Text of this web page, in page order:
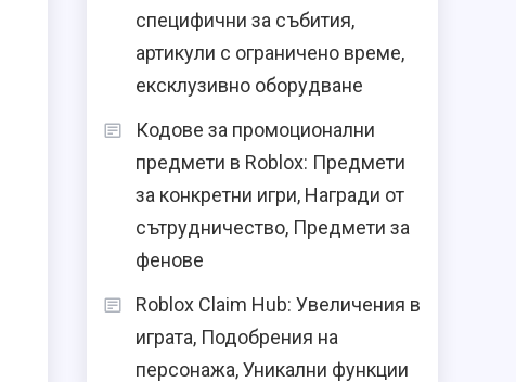
специфични за събития,
артикули с ограничено време,
ексклузивно оборудване
Кодове за промоционални
предмети в Roblox: Предмети
за конкретни игри, Награди от
сътрудничество, Предмети за
фенове
Roblox Claim Hub: Увеличения в
играта, Подобрения на
персонажа, Уникални функции